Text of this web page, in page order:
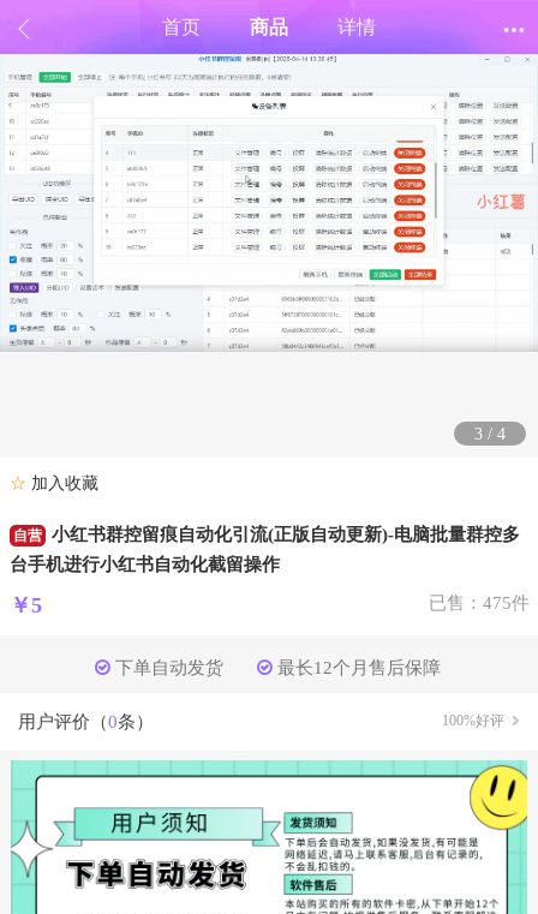
首页 商品 详情
3 / 4
☆ 加入收藏
自营
小红书群控留痕自动化引流(正版自动更新)-电脑批量群控多
台手机进行小红书自动化截留操作
￥5 已售：475件
下单自动发货 最长12个月售后保障
用户评价（0条） 100%好评